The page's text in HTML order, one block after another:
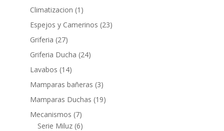
productos
Climatizacion 1 1
producto
Espejos y Camerinos 2323
Griferia 2727
productos
Griferia Ducha 2424
Lavabos 1414
productos
Mamparas bañeras 33
productos
Mamparas Duchas 1919
Mecanismos 77
productos
Serie Miluz 66